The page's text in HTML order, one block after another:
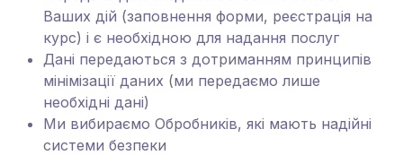
Ваших дій (заповнення форми, реєстрація на
курс) і є необхідною для надання послуг
Дані передаються з дотриманням принципів
мінімізації даних (ми передаємо лише
необхідні дані)
Ми вибираємо Обробників, які мають надійні
системи безпеки